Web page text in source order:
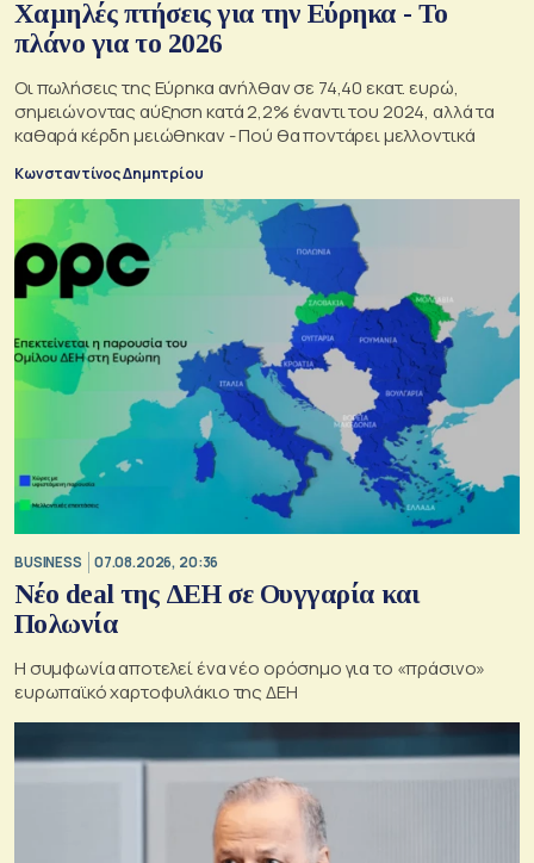
Χαμηλές πτήσεις για την Εύρηκα - Το
πλάνο για το 2026
Οι πωλήσεις της Εύρηκα ανήλθαν σε 74,40 εκατ. ευρώ,
σημειώνοντας αύξηση κατά 2,2% έναντι του 2024, αλλά τα
καθαρά κέρδη μειώθηκαν - Πού θα ποντάρει μελλοντικά
Κωνσταντίνος Δημητρίου
BUSINESS 07.08.2026, 20:36
Νέο deal της ΔΕΗ σε Ουγγαρία και
Πολωνία
Η συμφωνία αποτελεί ένα νέο ορόσημο για το «πράσινο»
ευρωπαϊκό χαρτοφυλάκιο της ΔΕΗ